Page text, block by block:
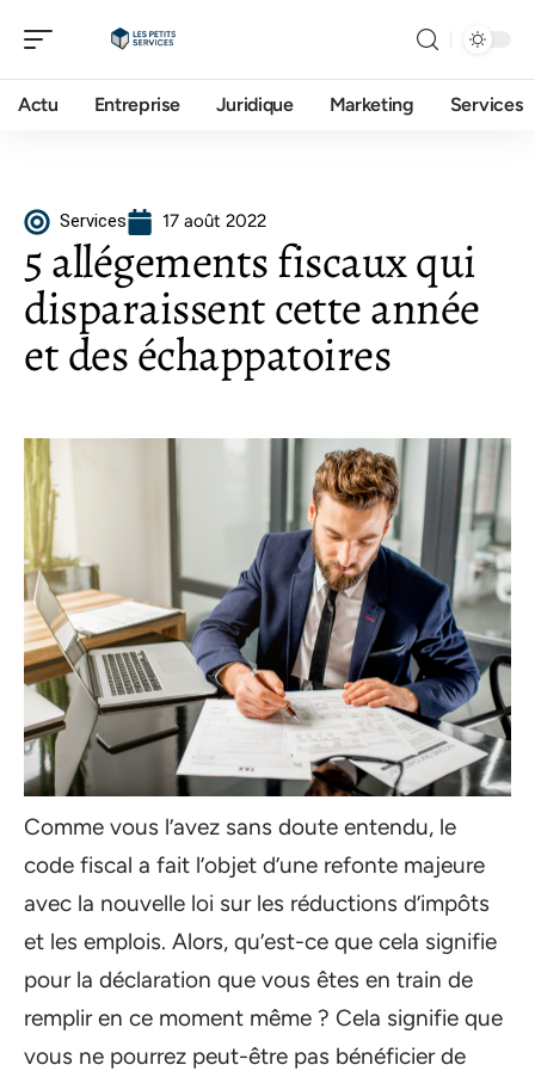
Actu Entreprise Juridique Marketing Services
Services 17 août 2022
5 allégements fiscaux qui
disparaissent cette année
et des échappatoires
Comme vous l’avez sans doute entendu, le
code fiscal a fait l’objet d’une refonte majeure
avec la nouvelle loi sur les réductions d’impôts
et les emplois. Alors, qu’est-ce que cela signifie
pour la déclaration que vous êtes en train de
remplir en ce moment même ? Cela signifie que
vous ne pourrez peut-être pas bénéficier de